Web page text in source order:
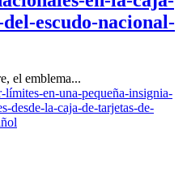
escudo-nacional-
el emblema...